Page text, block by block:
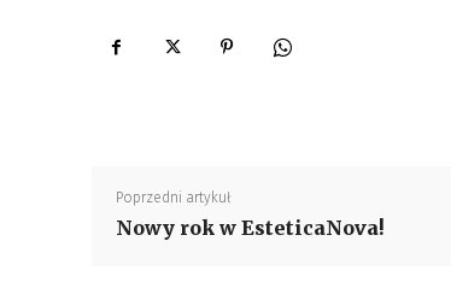
Poprzedni artykuł
Nowy rok w EsteticaNova!